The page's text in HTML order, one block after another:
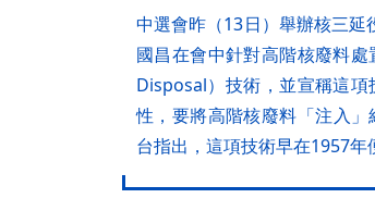
中選會昨（13日）舉辦核三
國昌在會中針對高階核廢料
Disposal）技術，並宣稱這
性，要將高階核廢料「注入
台指出，這項技術早在1957年